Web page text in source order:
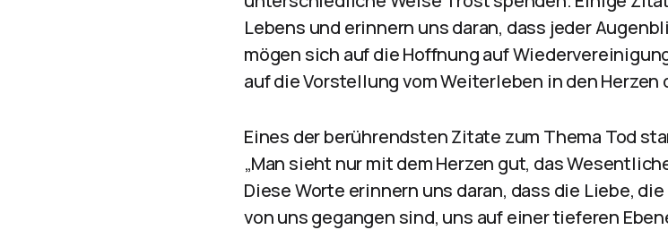
Lebens und erinnern uns daran, dass jeder
mögen sich auf die Hoffnung auf
auf die Vorstellung vom Weiterleben in den
Eines der berührendsten Zitate zum Thema Tod
„Man sieht nur mit dem Herzen gut, das
Diese Worte erinnern uns daran, dass die Liebe,
von uns gegangen sind, uns auf einer tieferen